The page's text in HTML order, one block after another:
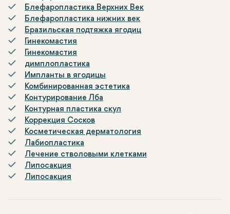
Блефаропластика Верхних Век
Блефаропластика нижних век
Бразильская подтяжка ягодиц
Гинекомастия
Гинекомастия
димплопластика
Импланты в ягодицы
Комбинированная эстетика
Контурирование Лба
Контурная пластика скул
Коррекция Сосков
Косметическая дерматология
Лабиопластика
Лечение стволовыми клетками
Липосакция
Липосакция